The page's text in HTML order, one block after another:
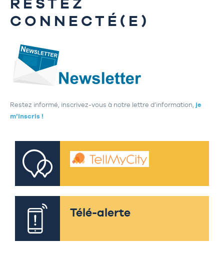
CONNECTÉ(E)
Restez informé, inscrivez-vous à notre lettre d’information, je
m’inscris !
Télé-alerte